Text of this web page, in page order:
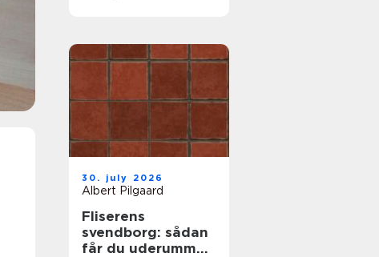
30. july 2026
Albert Pilgaard
Fliserens
svendborg: sådan
får du uderummet